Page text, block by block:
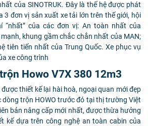
của SINOTRUK. Đây là thế hệ được phát
3 đơn vị sản xuất xe tải lớn trên thế giới, hội
“nhất” của các đơn vị: An toàn nhất của
khung gầm chắc chắn nhất của MAN;
tiên tiến nhất của Trung Quốc. Xe phục vụ
xe công trình
Howo V7X 380 12m3
thiết kế lại hài hoà, ngoại quan mới đẹp
dòng trộn HOWO trước đó tại thị trường Việt
bản nâng cấp mới nhất, được thừa hưởng
kế dựa trên công nghệ an toàn cabin của